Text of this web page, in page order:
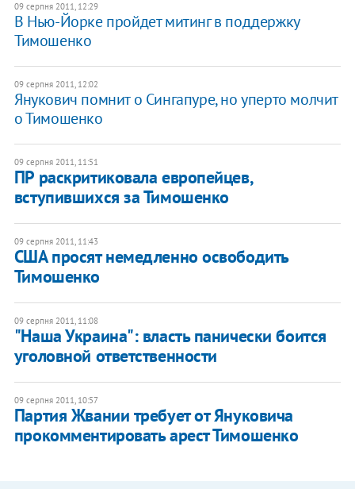
09 серпня 2011, 12:29
В Нью-Йорке пройдет митинг в поддержку
Тимошенко
09 серпня 2011, 12:02
Янукович помнит о Сингапуре, но уперто молчит
о Тимошенко
09 серпня 2011, 11:51
ПР раскритиковала европейцев,
вступившихся за Тимошенко
09 серпня 2011, 11:43
США просят немедленно освободить
Тимошенко
09 серпня 2011, 11:08
"Наша Украина": власть панически боится
уголовной ответственности
09 серпня 2011, 10:57
Партия Жвании требует от Януковича
прокомментировать арест Тимошенко